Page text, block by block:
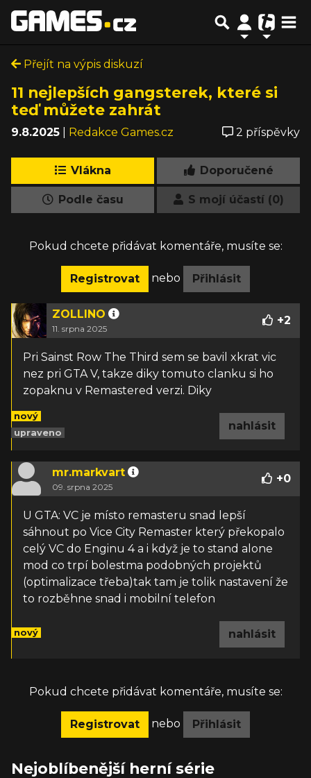
Přejít na výpis diskuzí
11 nejlepších gangsterek, které si
teď můžete zahrát
9.8.2025 Redakce Games.cz 2 příspěvky
Vlákna Doporučené
Podle času S mojí účastí (0)
Pokud chcete přidávat komentáře, musíte se:
Registrovat nebo Přihlásit
ZOLLINO
11. srpna 2025
+2
Pri Sainst Row The Third sem se bavil xkrat vic
nez pri GTA V, takze diky tomuto clanku si ho
zopaknu v Remastered verzi. Diky
nový
upraveno
nahlásit
mr.markvart
09. srpna 2025
+0
U GTA: VC je místo remasteru snad lepší
sáhnout po Vice City Remaster který překopalo
celý VC do Enginu 4 a i když je to stand alone
mod co trpí bolestma podobných projektů
(optimalizace třeba)tak tam je tolik nastavení že
to rozběhne snad i mobilní telefon
nový nahlásit
Pokud chcete přidávat komentáře, musíte se:
Registrovat nebo Přihlásit
Nejoblíbenější herní série